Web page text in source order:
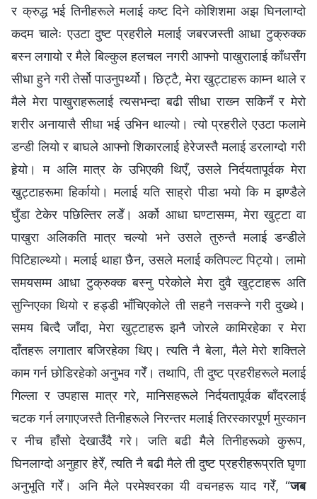
र क्रुद्ध भई तिनीहरूले मलाई कष्ट दिने कोशिशमा अझ घिनलाग्दो
कदम चालेः एउटा दुष्ट प्रहरीले मलाई जबरजस्ती आधा टुक्रुक्‍क
बस्‍न लगायो र मैले बिल्कुल हलचल नगरी आफ्नो पाखुरालाई काँधसँग
सीधा हुने गरी तेर्सो पाउनुपर्थ्यो। छिट्टै, मेरा खुट्टाहरू काम्‍न थाले र
मैले मेरा पाखुराहरूलाई त्यसभन्दा बढी सीधा राख्‍न सकिनँ र मेरो
शरीर अनायासै सीधा भई उभिन थाल्यो। त्यो प्रहरीले एउटा फलामे
डन्डी लियो र बाघले आफ्नो शिकारलाई हेरेजस्तै मलाई डरलाग्दो गरी
हेर्‍यो। म अलि मात्र के उभिएकी थिएँ, उसले निर्दयतापूर्वक मेरा
खुट्टाहरूमा हिर्कायो। मलाई यति साह्रो पीडा भयो कि म झण्डैले
घुँडा टेकेर पछिल्तिर लडेँ। अर्को आधा घण्टासम्म, मेरा खुट्टा वा
पाखुरा अलिकति मात्र चल्यो भने उसले तुरुन्तै मलाई डन्डीले
पिटिहाल्थ्यो। मलाई थाहा छैन, उसले मलाई कतिपल्ट पिट्यो। लामो
समयसम्म आधा टुक्रुक्‍क बस्‍नु परेकोले मेरा दुवै खुट्टाहरू अति
सुन्‍निएका थियो र हड्डी भाँचिएकोले ती सहनै नसक्न्ने गरी दुख्थे।
समय बित्दै जाँदा, मेरा खुट्टाहरू झनै जोरले कामिरहेका र मेरा
दाँतहरू लगातार बजिरहेका थिए। त्यति नै बेला, मैले मेरो शक्तिले
काम गर्न छोडिरहेको अनुभव गरेँ। तथापि, ती दुष्ट प्रहरीहरूले मलाई
गिल्ला र उपहास मात्र गरे, मानिसहरूले निर्दयतापूर्वक बाँदरलाई
चटक गर्न लगाएजस्तै तिनीहरूले निरन्तर मलाई तिरस्कारपूर्ण मुस्कान
र नीच हाँसो देखाउँदै गरे। जति बढी मैले तिनीहरूको कुरूप,
घिनलाग्दो अनुहार हेरेँ, त्यति नै बढी मैले ती दुष्ट प्रहरीहरूप्रति घृणा
अनुभूति गरेँ। अनि मैले परमेश्‍वरका यी वचनहरू याद गरेँ, “जब